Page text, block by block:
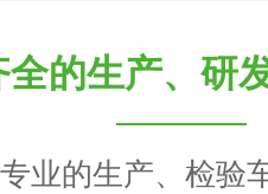
全的生产、研
业的生产、检验